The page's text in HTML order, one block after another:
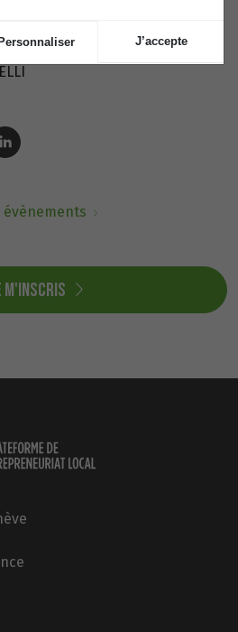
m'inscris
Personnaliser J’accepte